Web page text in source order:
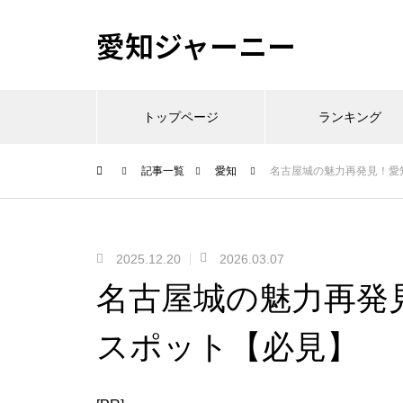
愛知ジャーニー
トップページ ランキング
記事一覧 愛知 名古屋城の魅力再発見！愛
2025.12.20 2026.03.07
名古屋城の魅力再
スポット【必見】